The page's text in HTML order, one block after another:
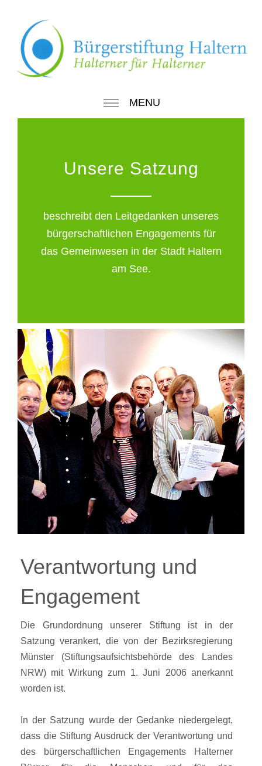
MENU
Unsere Satzung
beschreibt den Leitgedanken unseres
bürgerschaftlichen Engagements für
das Gemeinwesen in der Stadt Haltern
am See.
Verantwortung und
Engagement
Die Grundordnung unserer Stiftung ist in der
Satzung verankert, die von der Bezirksregierung
Münster (Stiftungsaufsichtsbehörde des Landes
NRW) mit Wirkung zum 1. Juni 2006 anerkannt
worden ist.
In der Satzung wurde der Gedanke niedergelegt,
dass die Stiftung Ausdruck der Verantwortung und
des bürgerschaftlichen Engagements Halterner